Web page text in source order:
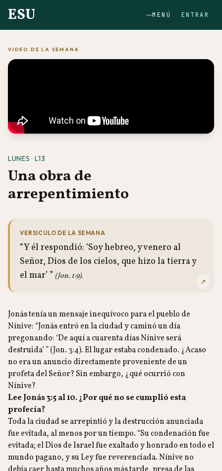
ESU MENÚ ENTRAR
VIDEO DE LA SEMANA
LUNES · L13
Una obra de
arrepentimiento
VERSICULO DE LA SEMANA
“Y él respondió: ‘Soy hebreo, y venero al
Señor, Dios de los cielos, que hizo la tierra y
el mar’ ” (Jon. 1:9).
↗
Jonás tenía un mensaje inequívoco para el pueblo de
Nínive: “Jonás entró en la ciudad y caminó un día
pregonando: ‘De aquí a cuarenta días Nínive será
destruida’ ” (Jon. 3:4). El lugar estaba condenado. ¿Acaso
no era un anuncio directamente proveniente de un
profeta del Señor? Sin embargo, ¿qué ocurrió con
Nínive?
Lee Jonás 3:5 al 10. ¿Por qué no se cumplió esta
profecía?
Toda la ciudad se arrepintió y la destrucción anunciada
fue evitada, al menos por un tiempo. “Su condenación fue
evitada; el Dios de Israel fue exaltado y honrado en todo el
mundo pagano, y su Ley fue reverenciada. Nínive no